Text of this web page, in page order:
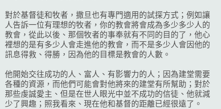
對於基督徒和牧者，撒旦也有專門適用的試探方式；例如讓
人告訴一位有理想的牧者，你的教會將會成為多少多少人的
教會，從此以後、那個牧者的事奉就有不同的目的了，他心
裡想的是有多少人會走進他的教會，而不是多少人會因他的
訊息得救、得勝，因為他的目標是教會的人數。
他開始交往成功的人、富人、有影響力的人；因為建堂需要
各種的資源，而他們可能會對他將來的建堂有所幫助；對於
那些虔誠愛主、但是在世人眼光中並不成功的信徒、他就減
少了興趣；照我看來、現在他和基督的距離已經很遠了。